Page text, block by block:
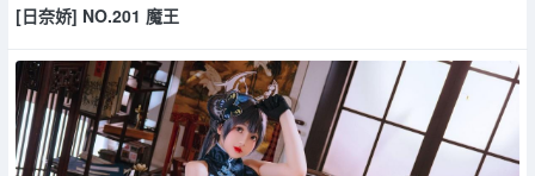
[日奈娇] NO.201 魔王